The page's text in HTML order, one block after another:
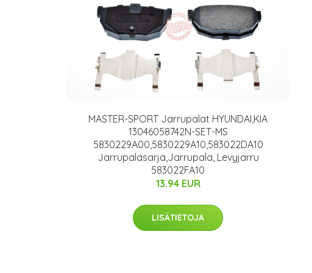
MASTER-SPORT Jarrupalat HYUNDAI,KIA
13046058742N-SET-MS
5830229A00,5830229A10,583022DA10
Jarrupalasarja,Jarrupala, Levyjarru
583022FA10
13.94 EUR
LISÄTIETOJA